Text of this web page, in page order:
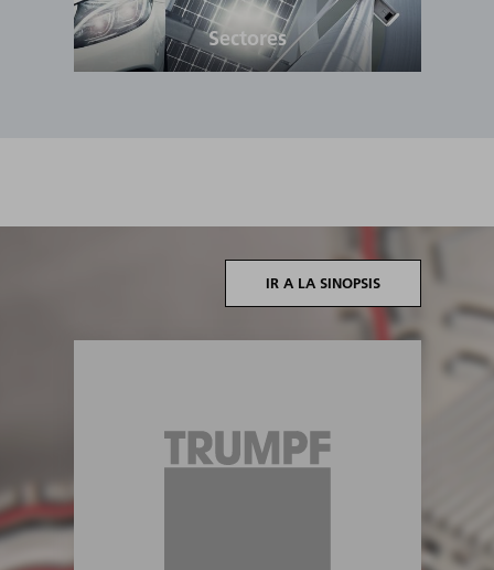
Sectores
IR A LA SINOPSIS